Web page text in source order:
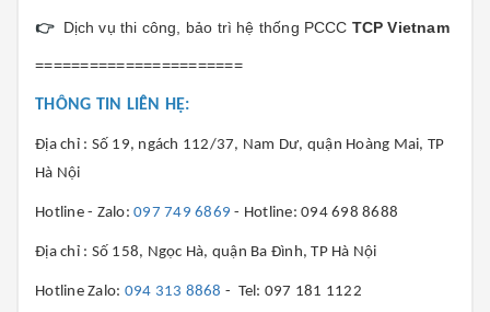
👉 Dịch vụ thi công, bảo trì hệ thống PCCC TCP Vietnam
=======================
THÔNG TIN LIÊN HỆ:
Địa chỉ : Số 19, ngách 112/37, Nam Dư, quận Hoàng Mai, TP
Hà Nội
Hotline - Zalo: 097 749 6869- Hotline: 094 698 8688
Địa chỉ : Số 158, Ngọc Hà, quận Ba Đình, TP Hà Nội
Hotline Zalo: 094 313 8868 - Tel: 097 181 1122